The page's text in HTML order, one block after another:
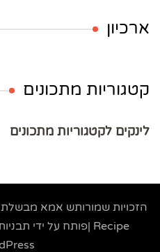
ארכיון
קטגוריות מתכונים
לינקים לקטגוריות מתכונים
הזכויות שמורותש אמא מבשלת
Recipe |פותח על ידי